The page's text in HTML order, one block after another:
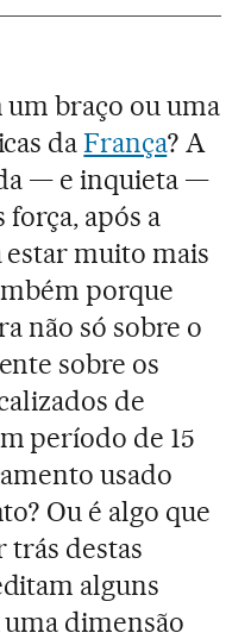
um braço ou uma
daFrança? A
— e inquieta —
após a
muito mais
porque
não só sobre o
sobre os
de
período de 15
usado
Ou é algo que
trás destas
alguns
dimensão